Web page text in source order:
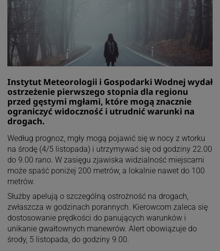
Instytut Meteorologii i Gospodarki Wodnej wydał
ostrzeżenie pierwszego stopnia dla regionu
przed gęstymi mgłami, które mogą znacznie
ograniczyć widoczność i utrudnić warunki na
drogach.
Według prognoz, mgły mogą pojawić się w nocy z wtorku
na środę (4/5 listopada) i utrzymywać się od godziny 22.00
do 9.00 rano. W zasięgu zjawiska widzialność miejscami
może spaść poniżej 200 metrów, a lokalnie nawet do 100
metrów.
Służby apelują o szczególną ostrożność na drogach,
zwłaszcza w godzinach porannych. Kierowcom zaleca się
dostosowanie prędkości do panujących warunków i
unikanie gwałtownych manewrów. Alert obowiązuje do
środy, 5 listopada, do godziny 9.00.